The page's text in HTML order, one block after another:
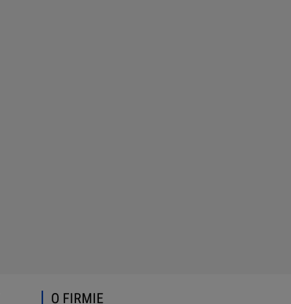
O FIRMIE